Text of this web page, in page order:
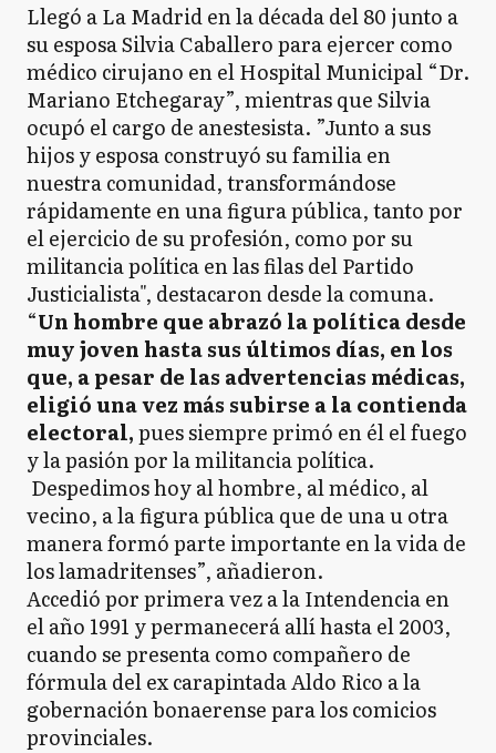
Llegó a La Madrid en la década del 80 junto a
su esposa Silvia Caballero para ejercer como
médico cirujano en el Hospital Municipal “Dr.
Mariano Etchegaray”, mientras que Silvia
ocupó el cargo de anestesista. ”Junto a sus
hijos y esposa construyó su familia en
nuestra comunidad, transformándose
rápidamente en una figura pública, tanto por
el ejercicio de su profesión, como por su
militancia política en las filas del Partido
Justicialista", destacaron desde la comuna.
“Un hombre que abrazó la política desde
muy joven hasta sus últimos días, en los
que, a pesar de las advertencias médicas,
eligió una vez más subirse a la contienda
electoral,pues siempre primó en él el fuego
y la pasión por la militancia política.
Despedimos hoy al hombre, al médico, al
vecino, a la figura pública que de una u otra
manera formó parte importante en la vida de
los lamadritenses”, añadieron.
Accedió por primera vez a la Intendencia en
el año 1991 y permanecerá allí hasta el 2003,
cuando se presenta como compañero de
fórmula del ex carapintada Aldo Rico a la
gobernación bonaerense para los comicios
provinciales.